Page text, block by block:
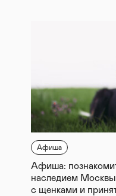
Афиша
Афиша:
наследием
с щенками и